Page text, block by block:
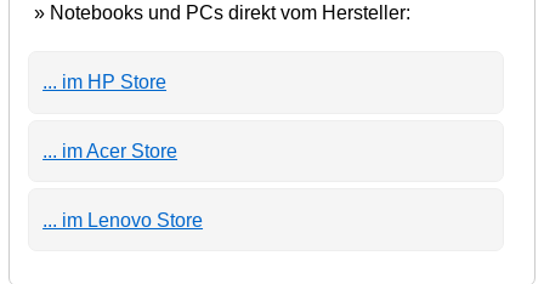
» Notebooks und PCs direkt vom Hersteller:
... im HP Store
... im Acer Store
... im Lenovo Store